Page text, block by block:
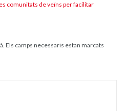
comunitats de veïns per facilitar
Els camps necessaris estan marcats